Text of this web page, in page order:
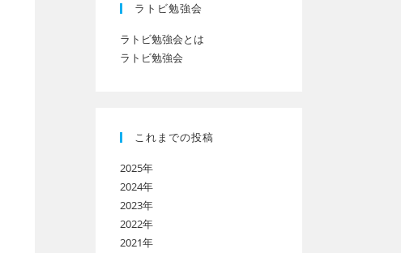
ラトビ勉強会
ラトビ勉強会とは
ラトビ勉強会
これまでの投稿
2025年
2024年
2023年
2022年
2021年